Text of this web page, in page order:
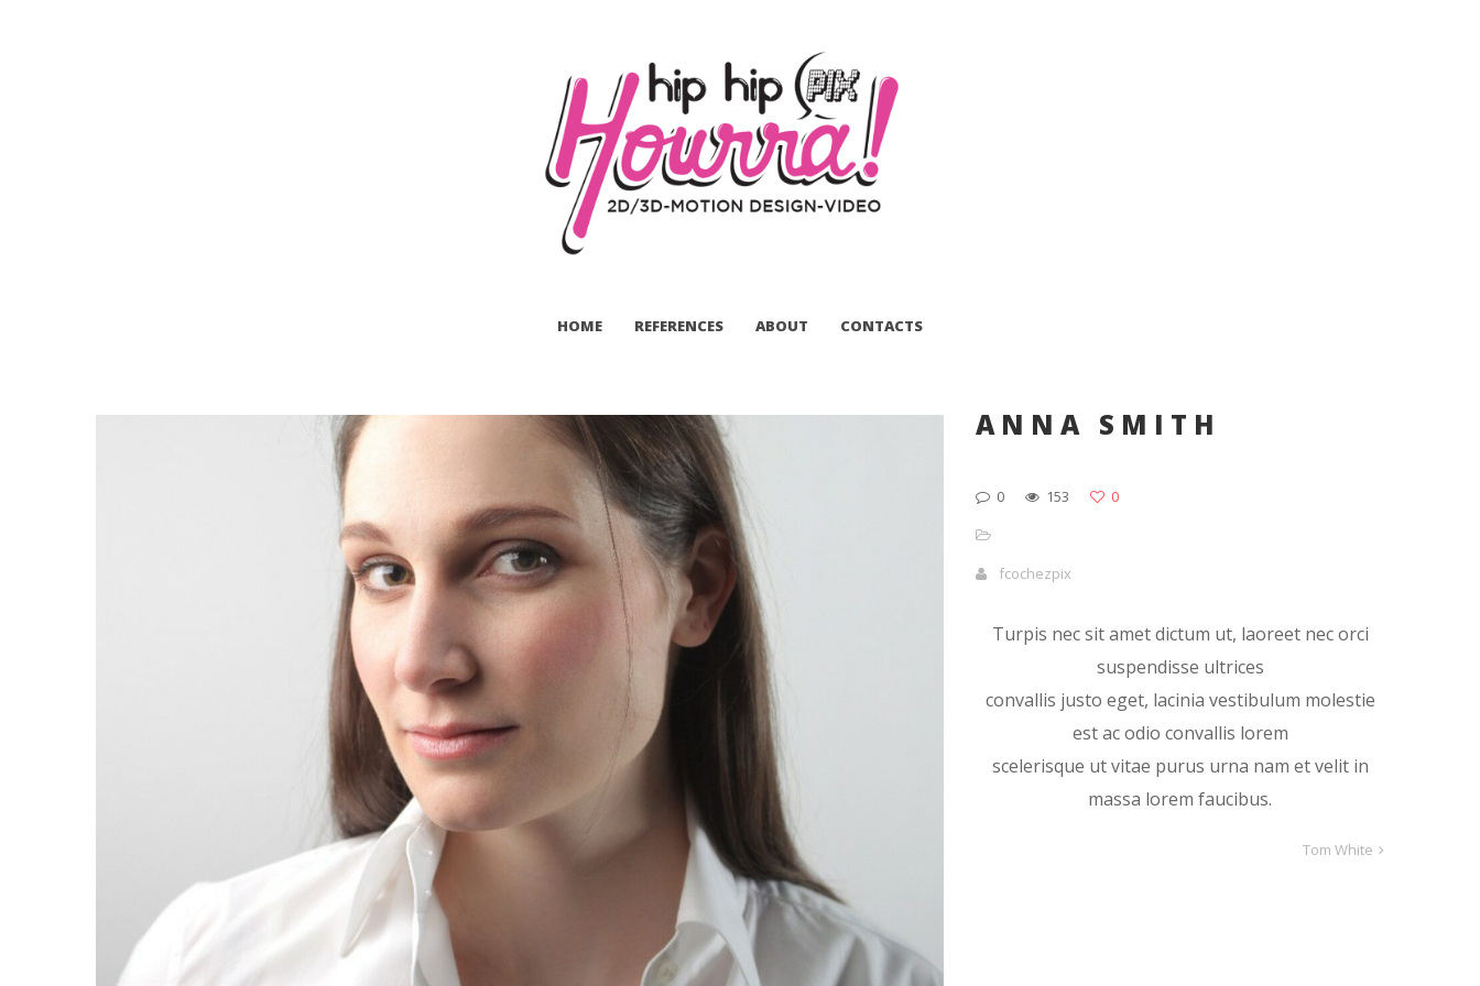
HOME REFERENCES ABOUT CONTACTS
ANNA SMITH
0 153 0
fcochezpix
Turpis nec sit amet dictum ut, laoreet nec orci
suspendisse ultrices
convallis justo eget, lacinia vestibulum molestie
est ac odio convallis lorem
scelerisque ut vitae purus urna nam et velit in
massa lorem faucibus.
Tom White